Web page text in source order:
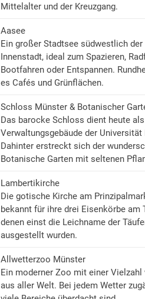
Mittelalter und der Kreuzgang.
Aasee
Ein großer Stadtsee südwestlich der
Innenstadt, ideal zum Spazieren,
Bootfahren oder Entspannen.
es Cafés und Grünflächen.
Schloss Münster & Botanischer
Das barocke Schloss dient heute als
Verwaltungsgebäude der Universität
Dahinter erstreckt sich der
Botanische Garten mit seltenen
Lambertikirche
Die gotische Kirche am
bekannt für ihre drei Eisenkörbe am
denen einst die Leichname der
ausgestellt wurden.
Allwetterzoo Münster
Ein moderner Zoo mit einer Vielzahl
aus aller Welt. Bei jedem Wetter